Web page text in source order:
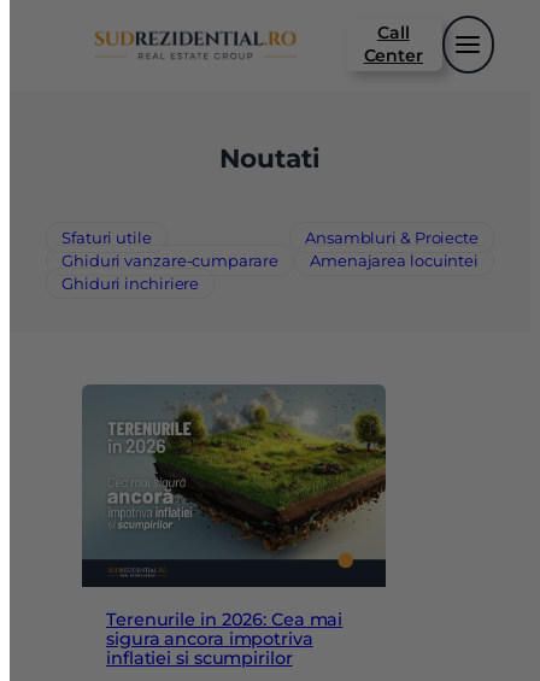
Call
Center
Noutati
Sfaturi utile
Ansambluri & Proiecte
Ghiduri vanzare-cumparare
Amenajarea locuintei
Ghiduri inchiriere
Terenurile in 2026: Cea mai
sigura ancora impotriva
inflatiei si scumpirilor